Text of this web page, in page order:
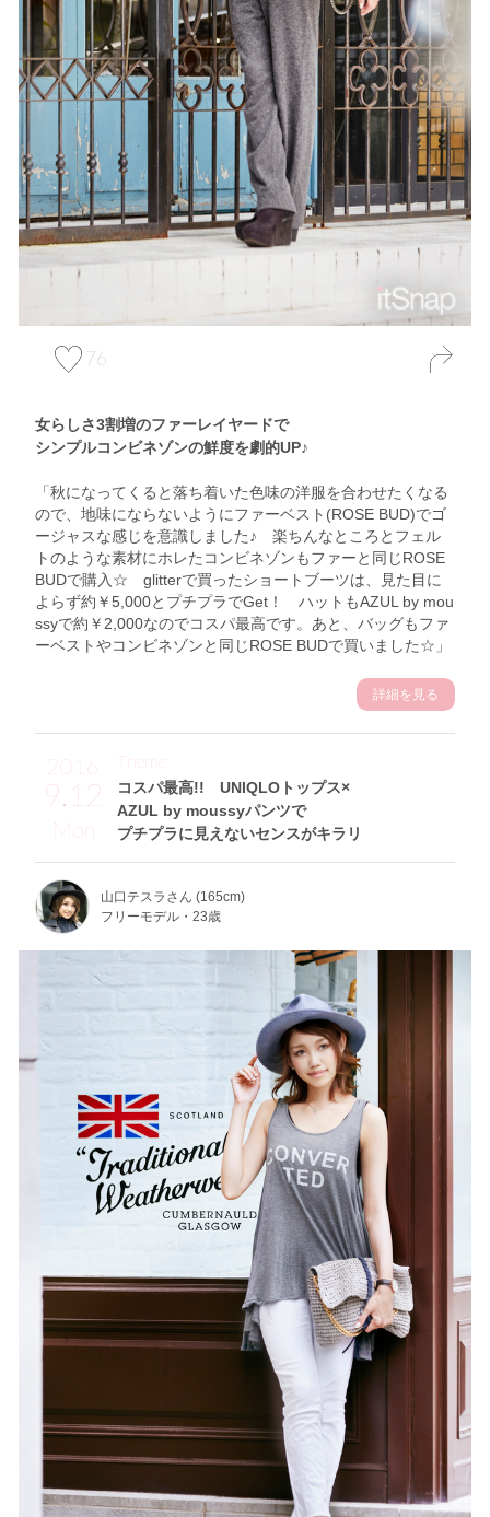
76
女らしさ3割増のファーレイヤードで
シンプルコンビネゾンの鮮度を劇的UP♪
「秋になってくると落ち着いた色味の洋服を合わせたくなる
ので、地味にならないようにファーベスト(ROSE BUD)でゴ
ージャスな感じを意識しました♪ 楽ちんなところとフェル
トのような素材にホレたコンビネゾンもファーと同じROSE
BUDで購入☆ glitterで買ったショートブーツは、見た目に
よらず約￥5,000とプチプラでGet！ ハットもAZUL by mou
ssyで約￥2,000なのでコスパ最高です。あと、バッグもファ
ーベストやコンビネゾンと同じROSE BUDで買いました☆」
詳細を見る
2016
9.12
Mon
コスパ最高!! UNIQLOトップス×
AZUL by moussyパンツで
プチプラに見えないセンスがキラリ
Theme
山口テスラさん (165cm)
フリーモデル・23歳